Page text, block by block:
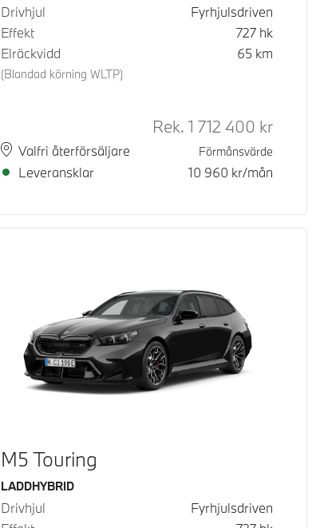
Drivhjul
Fyrhjulsdriven
Effekt
727 hk
Elräckvidd
(Blandad körning WLTP)
65 km
PlatsValfri återförsäljare
Leveranstid
Leveransklar
Rek.
Rek. 1 712 400 kr
Förmånsvärde
10 960 kr/mån
M5 Touring
Bränsle
LADDHYBRID
Drivhjul
Fyrhjulsdriven